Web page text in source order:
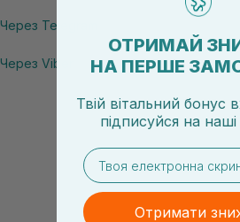
Через Telegram
Через Viber
ОТРИМАЙ
НА ПЕРШЕ
Твій вітальний бонус
підписуйся на
email
Отримати